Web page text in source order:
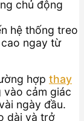
chủ động
hệ thống treo
ngay từ
hợp thay
vào cảm giác
ngày đầu.
dài và trở